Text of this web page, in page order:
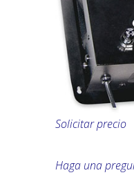
Solicitar precio
Haga una